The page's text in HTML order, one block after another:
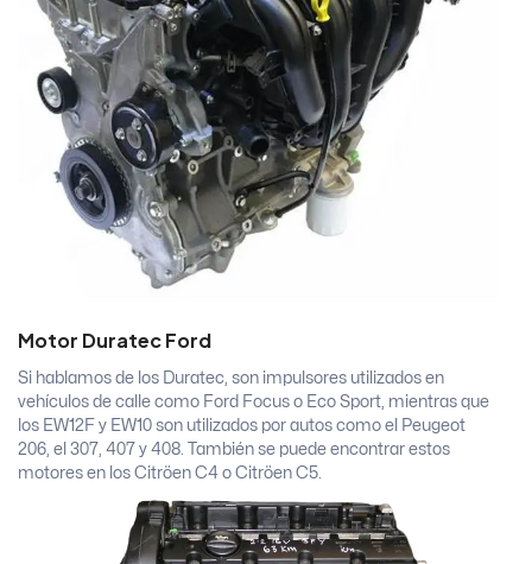
Motor Duratec Ford
Si hablamos de los Duratec, son impulsores utilizados en
vehículos de calle como Ford Focus o Eco Sport, mientras que
los EW12F y EW10 son utilizados por autos como el Peugeot
206, el 307, 407 y 408. También se puede encontrar estos
motores en los Citröen C4 o Citröen C5.